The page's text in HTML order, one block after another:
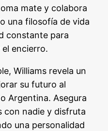
mate y colabora
una filosofía de vida
constante para
encierro.
Williams revela un
su futuro al
Argentina. Asegura
con nadie y disfruta
una personalidad